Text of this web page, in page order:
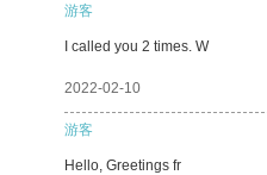
游客
I called you 2 times. W
2022-02-10
游客
Hello, Greetings fr